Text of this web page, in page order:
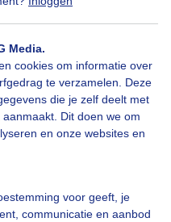
Media.
cookies om informatie over
te verzamelen. Deze
die je zelf deelt met
Dit doen we om
en onze websites en
voor geeft, je
communicatie en aanbod
aub...